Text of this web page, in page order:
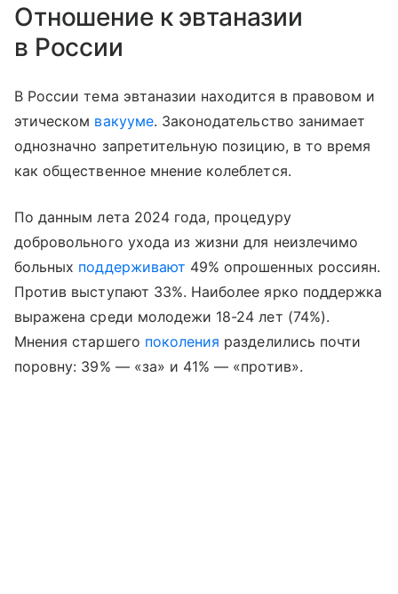
Отношение к эвтаназии
в России
В России тема эвтаназии находится в правовом и
этическом вакууме. Законодательство занимает
однозначно запретительную позицию, в то время
как общественное мнение колеблется.
По данным лета 2024 года, процедуру
добровольного ухода из жизни для неизлечимо
больных поддерживают 49% опрошенных россиян.
Против выступают 33%. Наиболее ярко поддержка
выражена среди молодежи 18-24 лет (74%).
Мнения старшего поколения разделились почти
поровну: 39% ― «за» и 41% ― «против».